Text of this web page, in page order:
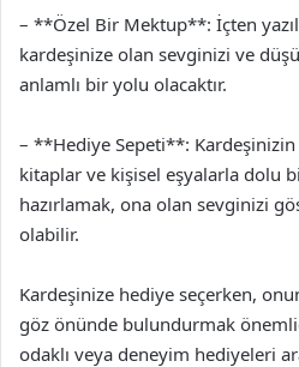
– **Özel Bir Mektup**: İçten
kardeşinize olan sevginizi ve
anlamlı bir yolu olacaktır.
– **Hediye Sepeti**: Kardeşinizin
kitaplar ve kişisel eşyalarla dolu
hazırlamak, ona olan sevginizi
olabilir.
Kardeşinize hediye seçerken,
göz önünde bulundurmak
odaklı veya deneyim hediyeleri